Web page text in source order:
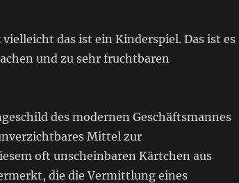
das ist ein Kinderspiel. Das ist es
und zu sehr fruchtbaren
des modernen Geschäftsmannes
Mittel zur
oft unscheinbaren Kärtchen aus
die die Vermittlung eines